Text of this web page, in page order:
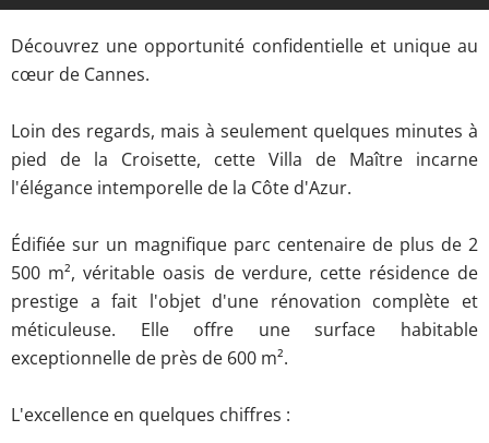
Découvrez une opportunité confidentielle et unique au
cœur de Cannes.
Loin des regards, mais à seulement quelques minutes à
pied de la Croisette, cette Villa de Maître incarne
l'élégance intemporelle de la Côte d'Azur.
Édifiée sur un magnifique parc centenaire de plus de 2
500 m², véritable oasis de verdure, cette résidence de
prestige a fait l'objet d'une rénovation complète et
méticuleuse. Elle offre une surface habitable
exceptionnelle de près de 600 m².
L'excellence en quelques chiffres :